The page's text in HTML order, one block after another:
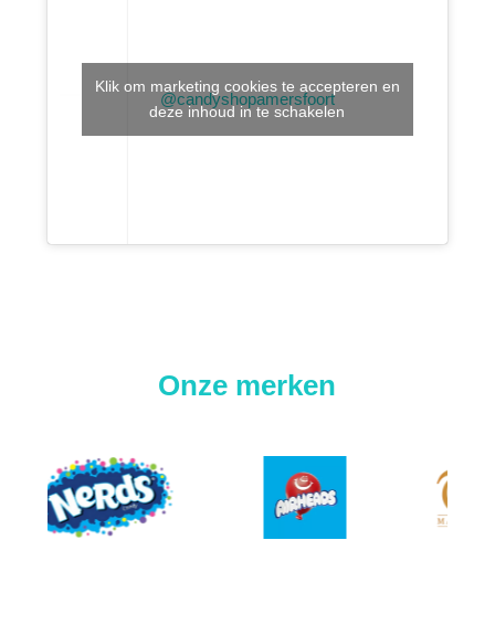
@candyshopamersfoort
Klik om marketing cookies te accepteren en
deze inhoud in te schakelen
Onze merken